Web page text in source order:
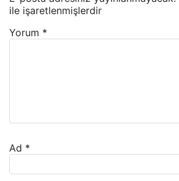
ile işaretlenmişlerdir
Yorum *
Ad *